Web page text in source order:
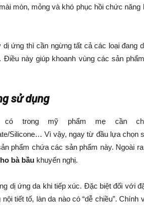
mòn, mỏng và khó phục hồi chức năng
ứng thì cần ngừng tất cả các loại đang
này giúp khoanh vùng các sản
sử dụng
trong mỹ phẩm mẹ cần
Silicone… Vì vậy, ngay từ đầu lựa chọn
phẩm chứa các sản phẩm này. Ngoài
bà bầu khuyến nghị.
dị ứng da khi tiếp xúc. Đặc biệt đối với
tiết tố, làn da nào có “dễ chiều”. Chính